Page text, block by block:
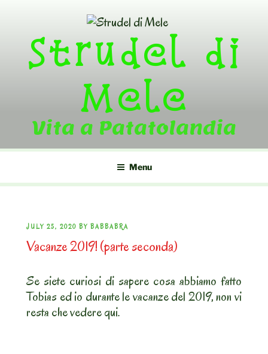
contentStrudel di
Mele
Vita a Patatolandia
Menu
POSTED
ON
JULY 25, 2020 BY BABBABRA
Vacanze 2019! (parte seconda)
Se siete curiosi di sapere cosa abbiamo fatto
Tobias ed io durante le vacanze del 2019, non vi
resta che vedere qui.